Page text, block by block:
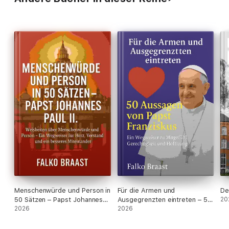
Menschenwürde und Person in
50 Sätzen – Papst Johannes
Paul II.
2026
Für die Armen und
Ausgegrenzten eintreten – 50
Aussagen von Papst
2026